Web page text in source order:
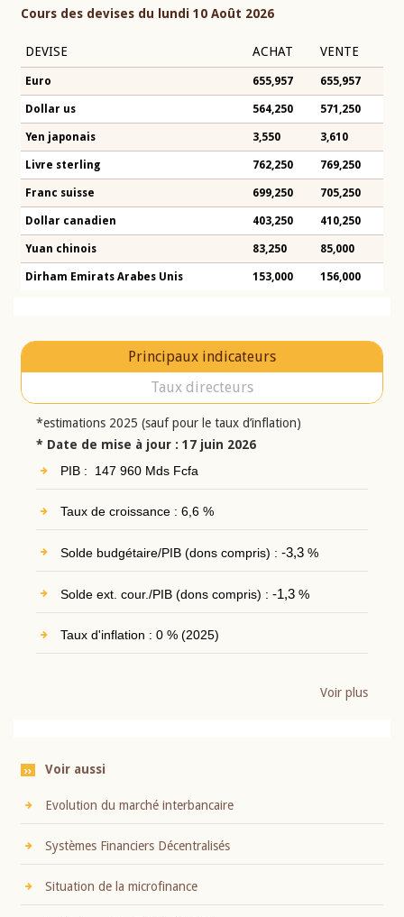
Cours des devises du lundi 10 Août 2026
DEVISE ACHAT VENTE
Euro 655,957 655,957
Dollar us 564,250 571,250
Yen japonais 3,550 3,610
Livre sterling 762,250 769,250
Franc suisse 699,250 705,250
Dollar canadien 403,250 410,250
Yuan chinois 83,250 85,000
Dirham Emirats Arabes Unis 153,000 156,000
Principaux indicateurs
Taux directeurs
*estimations 2025 (sauf pour le taux d’inflation)
* Date de mise à jour : 17 juin 2026
PIB : 147 960 Mds Fcfa
Taux de croissance : 6,6 %
Solde budgétaire/PIB (dons compris) : -3,3%
Solde ext. cour./PIB (dons compris) : -1,3%
Taux d'inflation : 0 % (2025)
Voir plus
Voir aussi
Evolution du marché interbancaire
Systèmes Financiers Décentralisés
Situation de la microfinance